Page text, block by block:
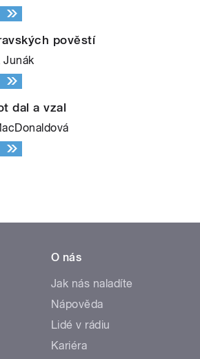
pověstí
Junák
dal a vzal
O nás
Jak nás naladíte
Nápověda
Lidé v rádiu
Kariéra